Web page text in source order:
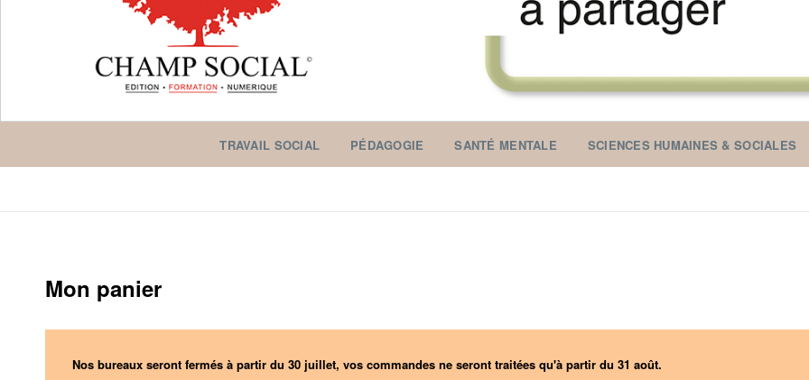
TRAVAIL SOCIAL PÉDAGOGIE SANTÉ MENTALE SCIENCES HUMAINES & SOCIALES
Mon panier
Nos bureaux seront fermés à partir du 30 juillet, vos commandes ne seront traitées qu'à partir du 31 août.